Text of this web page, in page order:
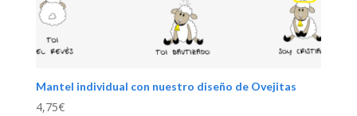
Mantel individual con nuestro diseño de Ovejitas
4,75€